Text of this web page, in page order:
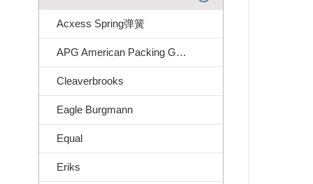
Acxess Spring弹簧
APG American Packing Gasket
Cleaverbrooks
Eagle Burgmann
Equal
Eriks